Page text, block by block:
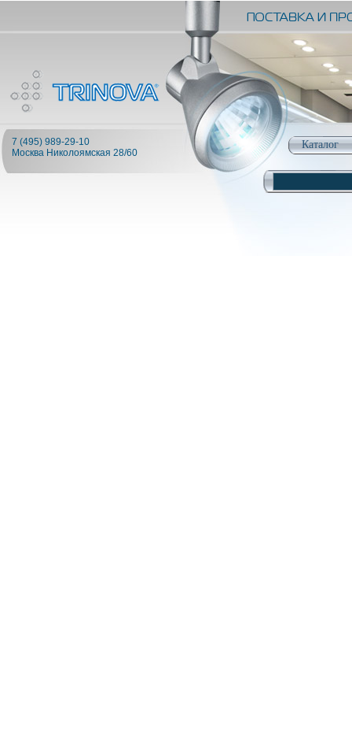
7 (495) 989-29-10
Москва Николоямская 28/60
Каталог